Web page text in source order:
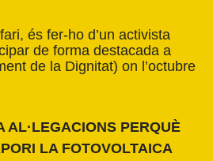
és fer-ho d’un activista
de forma destacada a
de la Dignitat) on l’octubre
AL·LEGACIONS PERQUÈ
LA FOTOVOLTAICA